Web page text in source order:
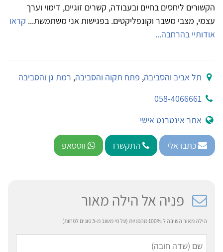
הקשורים ליחסים בחיים ובעבודה, קשרים זוגיים, דימוי וערך
עצמי, מצבי משבר וקונפליקטים. בפגישות אני משתמשת... קראו
אודותיי בהרחבה...
תל אביב והסביבה, פתח תקוה והסביבה, רמת גן והסביבה
058-4066661
אתר אינטרנט אישי
כתבו אלי התקשרו ווטסאפ
פניה אל הילה מאור
הילה מאור השיבה ל 100% מהפניות (על פי משוב מ-3 פונים לפחות)